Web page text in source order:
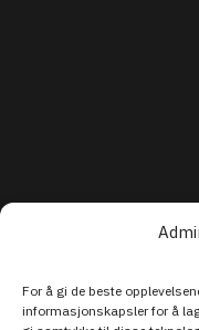
For å gi de beste
informasjonskapsler for å